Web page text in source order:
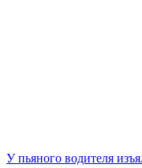
У пьяного водителя